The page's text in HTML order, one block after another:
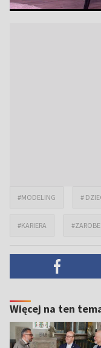
#MODELING #
#KARIERA
Więcej na ten